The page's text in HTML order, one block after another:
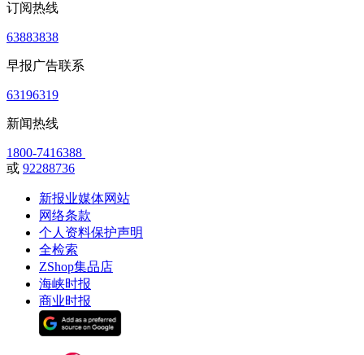
订阅热线
63883838
早报广告联系
63196319
新闻热线
1800-7416388
或 92288736
新报业媒体网站
网络条款
个人资料保护声明
全检索
ZShop集品店
海峡时报
商业时报